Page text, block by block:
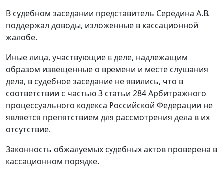
В судебном заседании представитель Середина А.В.
поддержал доводы, изложенные в кассационной
жалобе.
Иные лица, участвующие в деле, надлежащим
образом извещенные о времени и месте слушания
дела, в судебное заседание не явились, что в
соответствии с частью 3 статьи 284Арбитражного
процессуального кодекса Российской Федерации не
является препятствием для рассмотрения дела в их
отсутствие.
Законность обжалуемых судебных актов проверена в
кассационном порядке.